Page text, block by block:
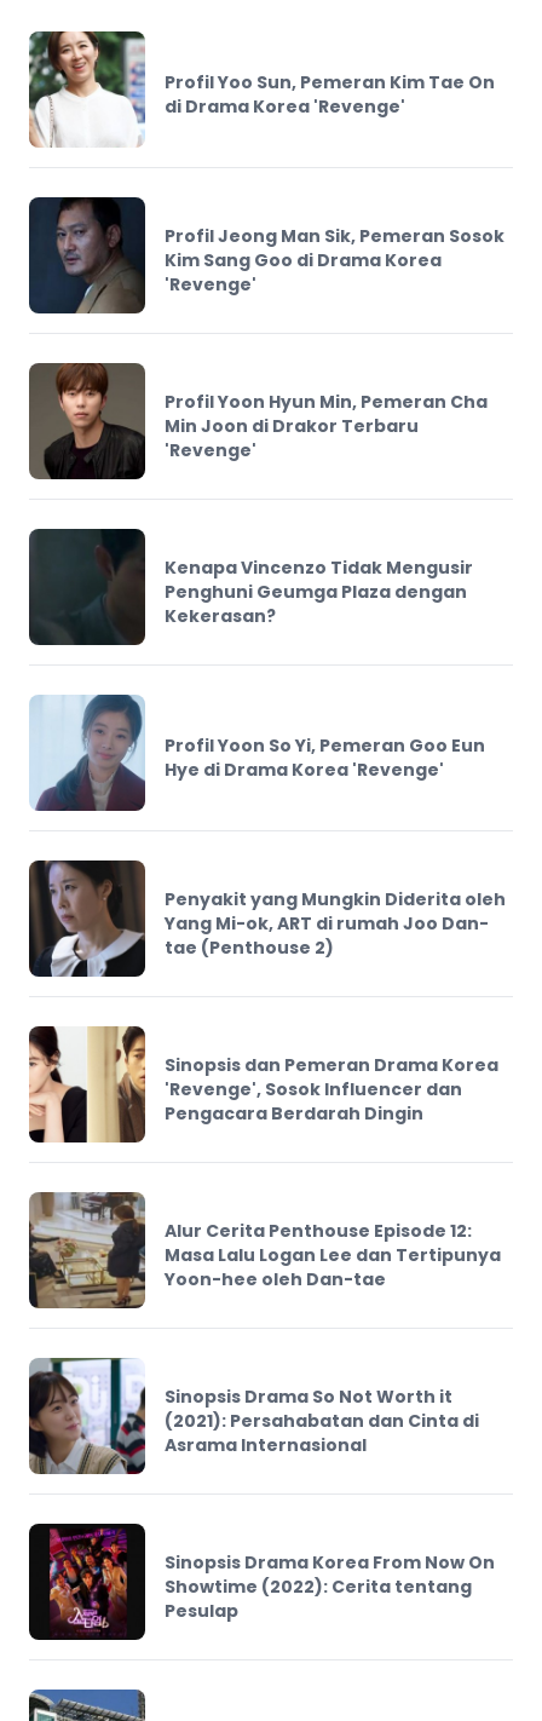
Profil Yoo Sun, Pemeran Kim Tae On
di Drama Korea 'Revenge'
Profil Jeong Man Sik, Pemeran Sosok
Kim Sang Goo di Drama Korea
'Revenge'
Profil Yoon Hyun Min, Pemeran Cha
Min Joon di Drakor Terbaru
'Revenge'
Kenapa Vincenzo Tidak Mengusir
Penghuni Geumga Plaza dengan
Kekerasan?
Profil Yoon So Yi, Pemeran Goo Eun
Hye di Drama Korea 'Revenge'
Penyakit yang Mungkin Diderita oleh
Yang Mi-ok, ART di rumah Joo Dan-
tae (Penthouse 2)
Sinopsis dan Pemeran Drama Korea
'Revenge', Sosok Influencer dan
Pengacara Berdarah Dingin
Alur Cerita Penthouse Episode 12:
Masa Lalu Logan Lee dan Tertipunya
Yoon-hee oleh Dan-tae
Sinopsis Drama So Not Worth it
(2021): Persahabatan dan Cinta di
Asrama Internasional
Sinopsis Drama Korea From Now On
Showtime (2022): Cerita tentang
Pesulap